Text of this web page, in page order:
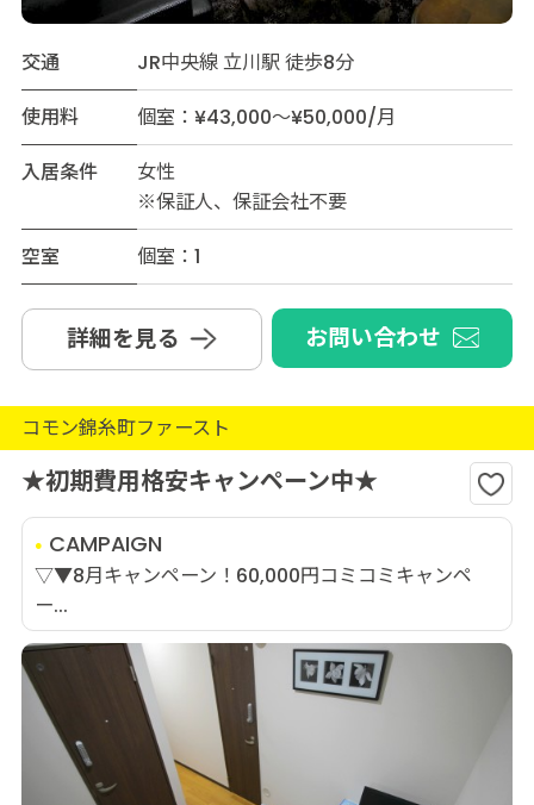
交通
JR中央線 立川駅 徒歩8分
使用料
個室：¥43,000～¥50,000/月
入居条件
女性
※保証人、保証会社不要
空室
個室：1
詳細を見る お問い合わせ
コモン錦糸町ファースト
★初期費用格安キャンペーン中★
CAMPAIGN
▽▼8月キャンペーン！60,000円コミコミキャンペ
ー...